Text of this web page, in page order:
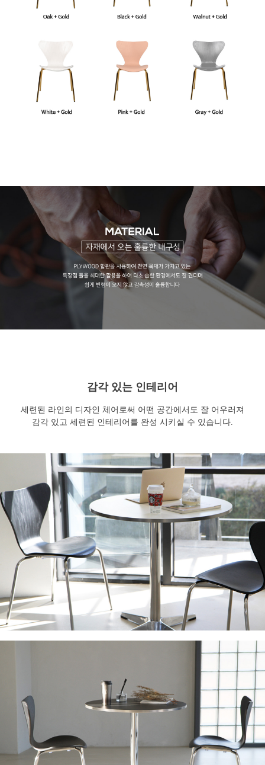
감각 있는 인테리어
세련된 라인의 디자인 체어로써 어떤 공간에서도 잘 어우러져
감각 있고 세련된 인테리어를 완성 시키실 수 있습니다.